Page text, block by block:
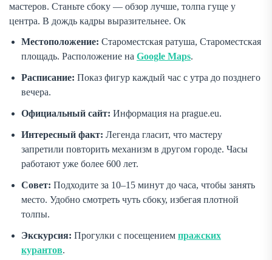
мастеров. Станьте сбоку — обзор лучше, толпа гуще у
центра. В дождь кадры выразительнее. Ок
Местоположение: Староместская ратуша, Староместская
площадь. Расположение на Google Maps.
Расписание: Показ фигур каждый час с утра до позднего
вечера.
Официальный сайт: Информация на prague.eu.
Интересный факт: Легенда гласит, что мастеру
запретили повторить механизм в другом городе. Часы
работают уже более 600 лет.
Совет: Подходите за 10–15 минут до часа, чтобы занять
место. Удобно смотреть чуть сбоку, избегая плотной
толпы.
Экскурсия: Прогулки с посещением пражских
курантов.